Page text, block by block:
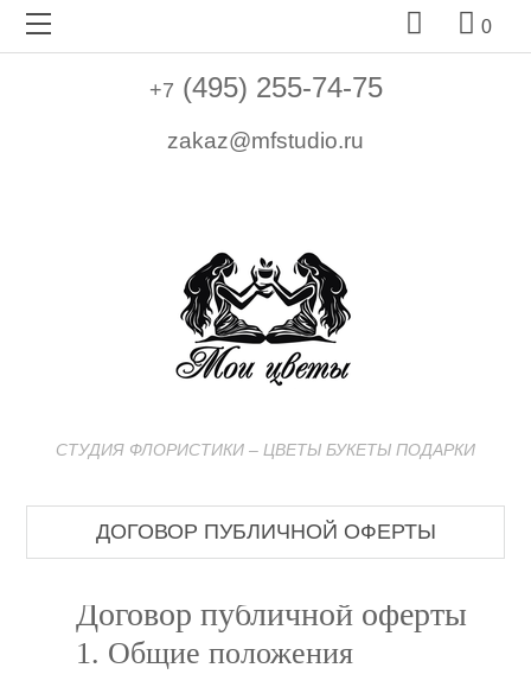
  0
+7 (495) 255-74-75
zakaz@mfstudio.ru
СТУДИЯ ФЛОРИСТИКИ – ЦВЕТЫ БУКЕТЫ ПОДАРКИ
ДОГОВОР ПУБЛИЧНОЙ ОФЕРТЫ
Договор публичной оферты
1. Общие положения